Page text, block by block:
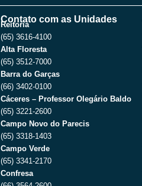
u
b
e
a
g
r
a
m
Contato com as Unidades
Reitoria
(65) 3616-4100
Alta Floresta
(65) 3512-7000
Barra do Garças
(66) 3402-0100
Cáceres – Professor Olegário Baldo
(65) 3221-2600
Campo Novo do Parecis
(65) 3318-1403
Campo Verde
(65) 3341-2170
Confresa